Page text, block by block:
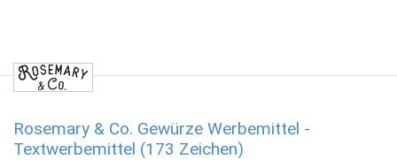
Rosemary & Co. Gewürze Werbemittel -
Textwerbemittel (173 Zeichen)